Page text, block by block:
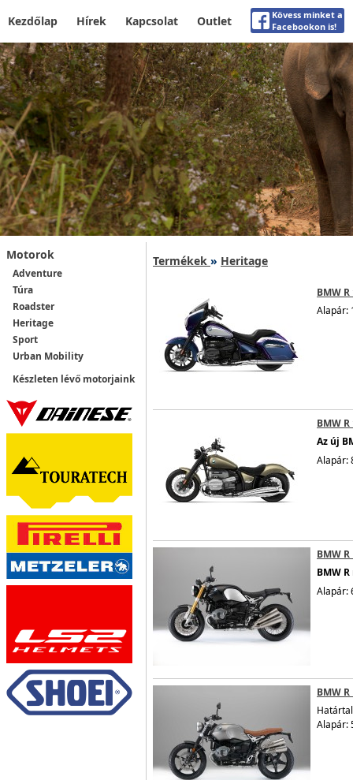
Kezdőlap Hírek Kapcsolat Outlet
Kövess minket a
Facebookon is!
Motorok
Adventure
Túra
Roadster
Heritage
Sport
Urban Mobility
Készleten lévő motorjaink
Termékek » Heritage
BMW R
Alapár:
BMW R
Az új
Alapár:
BMW
BMW
Alapár:
BMW R
Alapár: